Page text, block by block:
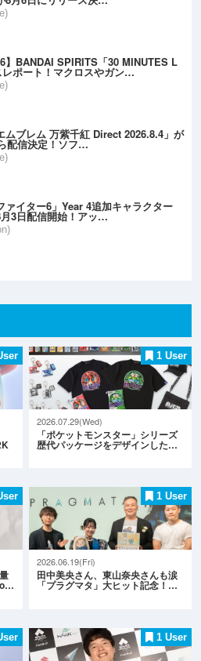
】BANDAI SPIRITS「30 MINUTES L
ポート！マクロスやガン…
ムブレム 万紫千紅 Direct 2026.8.4」が
配信決定！ソフ…
ァイター6」Year 4追加キャラクター
月3日配信開始！アッ…
1 User
2026.07.29(Wed)
「ポケットモンスター」シリーズ
歴代パッケージをデザインした…
1 User
2026.06.19(Fri)
田中美央さん、東山奈央さんも涙
「プラグマタ」大ヒット記念！…
1 User